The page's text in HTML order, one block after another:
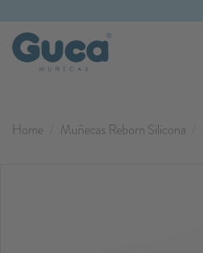
Home Muñecas Reborn Silicona